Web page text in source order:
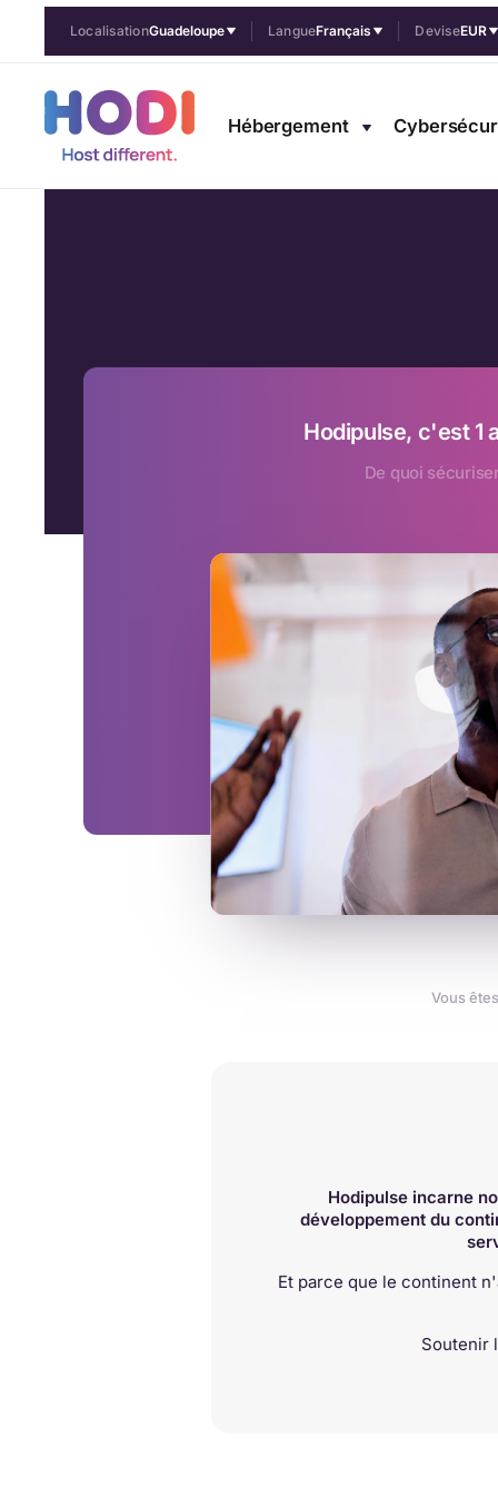
LocalisationGuadeloupe LangueFrançais DeviseEUR
Hébergement
Hodipulse, c'est 1
De quoi
Vous
Hodipulse incarne
développement du
Et parce que le continent
Soutenir